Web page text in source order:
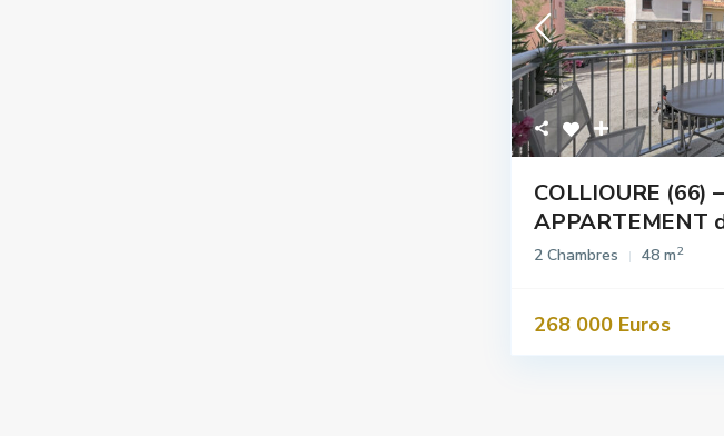
COLLIOURE (66) –
APPARTEMENT
2 Chambres 48 m2
268 000 Euros